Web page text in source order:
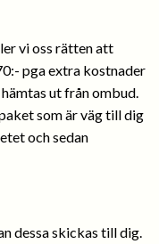
vi oss rätten att
pga extra kostnader
ut från ombud.
som är väg till dig
och sedan
dessa skickas till dig.